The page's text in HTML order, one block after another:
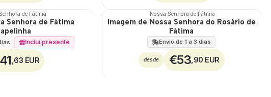
de Fátima
Senhora de Fátima
Incluí presente
,63 EUR
Nossa Senhora de Fátima
Imagem de Nossa Senhora do Rosário de
Fátima
Envio de 1 a 3 dias
desde €53 ,90 EUR